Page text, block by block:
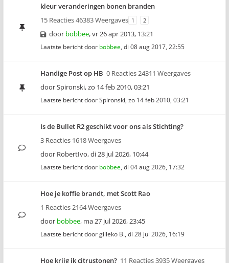
kleur veranderingen bonen branden
15 Reacties 46383 Weergaves 1 2
door bobbee,vr 26 apr 2013, 13:21
Laatste bericht door bobbee, di 08 aug 2017, 22:55
Handige Post op HB 0 Reacties 24311 Weergaves
doorSpironski,zo 14 feb 2010, 03:21
Laatste bericht doorSpironski, zo 14 feb 2010, 03:21
Is de Bullet R2 geschikt voor ons als Stichting?
3 Reacties 1618 Weergaves
door RobertIvo,di 28 jul 2026, 10:44
Laatste bericht door bobbee, di 04 aug 2026, 17:32
Hoe je koffie brandt, met Scott Rao
1 Reacties 2164 Weergaves
door bobbee, ma 27 jul 2026, 23:45
Laatste bericht doorgilleko B., di 28 jul 2026, 16:19
Hoe krijg ik citrustonen? 11 Reacties 3935 Weergaves